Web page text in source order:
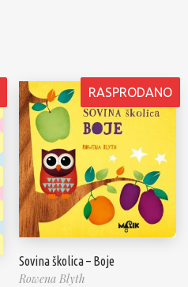
RASPRODANO
Sovina školica – Boje
Rowena Blyth